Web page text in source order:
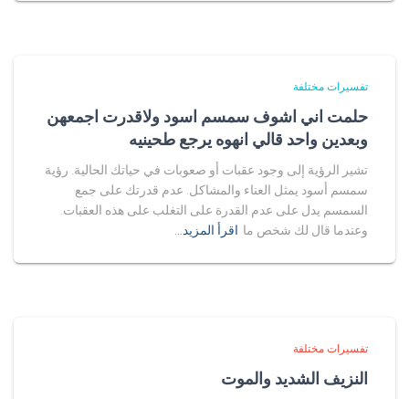
تفسيرات مختلفة
حلمت اني اشوف سمسم اسود ولاقدرت اجمعهن
وبعدين واحد قالي انهوه يرجع طحينيه
تشير الرؤية إلى وجود عقبات أو صعوبات في حياتك الحالية. رؤية
سمسم أسود يمثل العناء والمشاكل. عدم قدرتك على جمع
السمسم يدل على عدم القدرة على التغلب على هذه العقبات.
وعندما قال لك شخص ما اقرأ المزيد…
تفسيرات مختلفة
النزيف الشديد والموت